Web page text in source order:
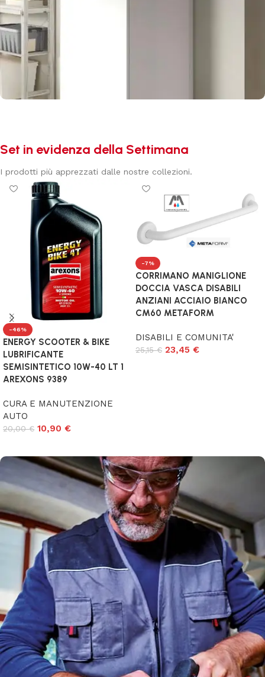
Set in evidenza della Settimana
I prodotti più apprezzati dalle nostre collezioni.
-46%
ENERGY SCOOTER & BIKE
LUBRIFICANTE
SEMISINTETICO 10W-40 LT 1
AREXONS 9389
CURA E MANUTENZIONE
AUTO
20,00€ 10,90 €
-7%
CORRIMANO MANIGLIONE
DOCCIA VASCA DISABILI
ANZIANI ACCIAIO BIANCO
CM60 METAFORM
DISABILI E COMUNITA'
25,15€ 23,45 €